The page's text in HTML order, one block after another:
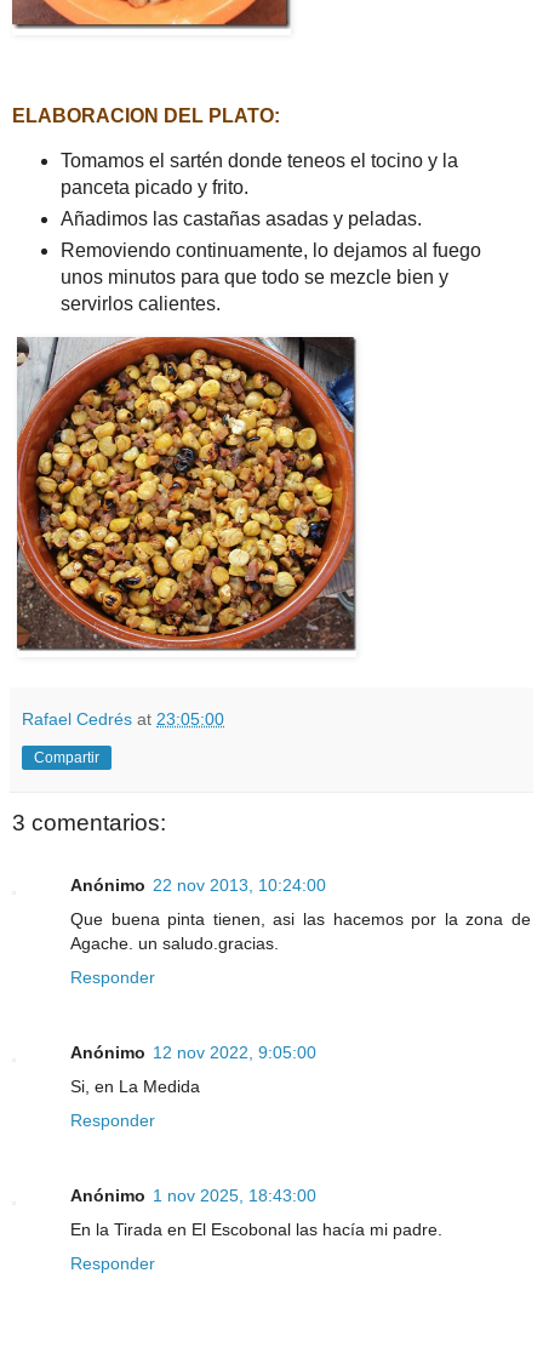
ELABORACION DEL PLATO:
Tomamos el sartén donde teneos el tocino y la
panceta picado y frito.
Añadimos las castañas asadas y peladas.
Removiendo continuamente, lo dejamos al fuego
unos minutos para que todo se mezcle bien y
servirlos calientes.
Rafael Cedrés at 23:05:00
Compartir
3 comentarios:
Anónimo 22 nov 2013, 10:24:00
Que buena pinta tienen, asi las hacemos por la zona de
Agache. un saludo.gracias.
Responder
Anónimo 12 nov 2022, 9:05:00
Si, en La Medida
Responder
Anónimo 1 nov 2025, 18:43:00
En la Tirada en El Escobonal las hacía mi padre.
Responder